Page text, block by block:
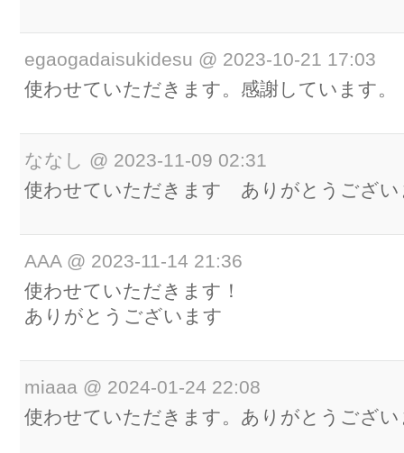
egaogadaisukidesu @ 2023-10-21 17:03
使わせていただきます。感謝しています。
ななし @ 2023-11-09 02:31
使わせていただきます ありがとうござい
AAA@ 2023-11-14 21:36
使わせていただきます！
ありがとうございます
miaaa @ 2024-01-24 22:08
使わせていただきます。ありがとうござい